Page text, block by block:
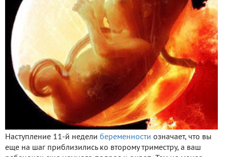
Наступление 11-й недели беременности означает, что вы
еще на шаг приблизились ко второму триместру, а ваш